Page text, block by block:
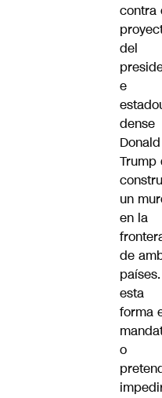
contra
del
e
dense
Donald
Trump
un
en la
de
esta
forma
o